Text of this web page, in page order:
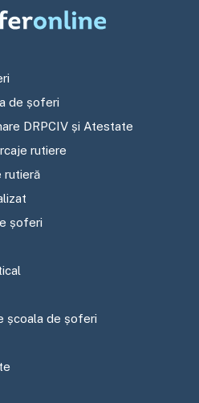
de șoferi
DRPCIV și Atestate
rutiere
rutieră
șoferi
școala de șoferi